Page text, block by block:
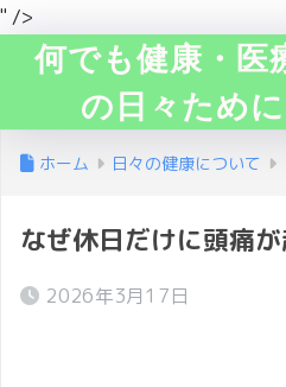
" />
何でも健康・医
の日々ため
ホーム 日々の健康について
なぜ休日だけに頭痛
2026年3月17日